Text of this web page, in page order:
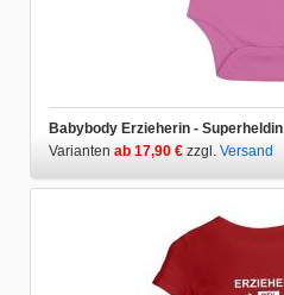
Babybody Erzieherin - Superheldin
Varianten ab 17,90 € zzgl. Versand